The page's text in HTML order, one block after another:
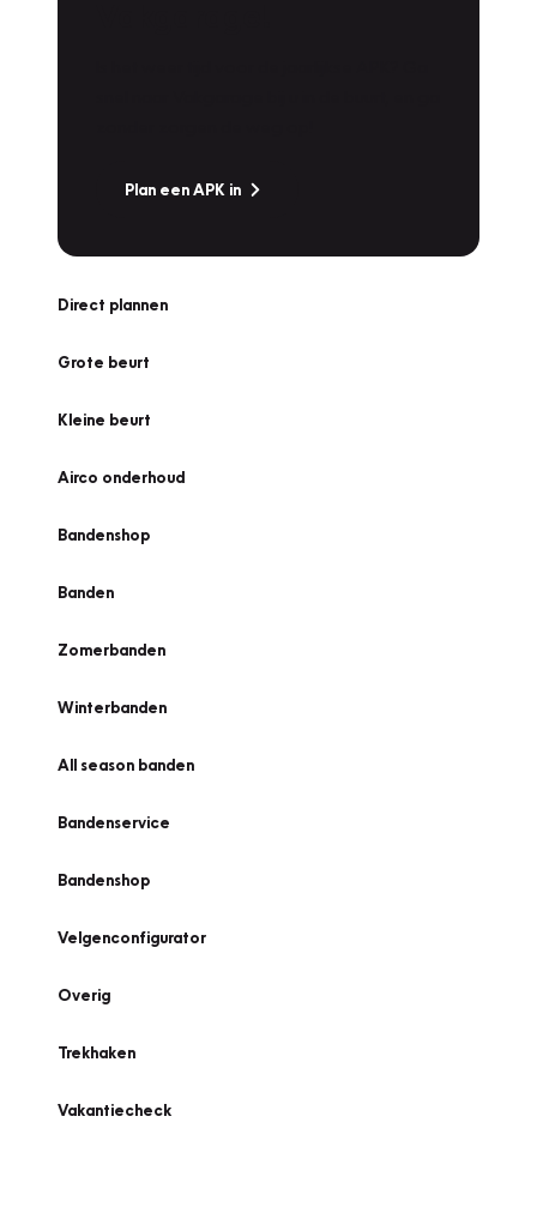
Plan een APK in
Direct plannen
Grote beurt
Kleine beurt
Airco onderhoud
Bandenshop
Banden
Zomerbanden
Winterbanden
All season banden
Bandenservice
Bandenshop
Velgenconfigurator
Overig
Trekhaken
Vakantiecheck